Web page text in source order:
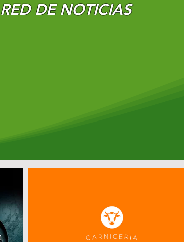
RED DE NOTICIAS